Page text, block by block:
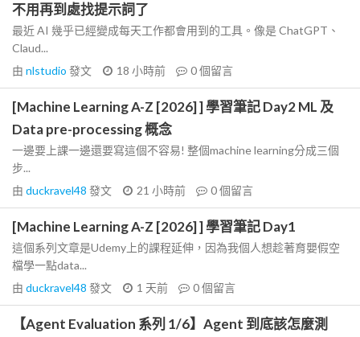
不用再到處找提示詞了
最近 AI 幾乎已經變成每天工作都會用到的工具。像是 ChatGPT、
Claud...
由 nlstudio 發文 18 小時前 0個留言
[Machine Learning A-Z [2026] ] 學習筆記 Day2 ML 及
Data pre-processing 概念
一邊要上課一邊還要寫這個不容易! 整個machine learning分成三個
步...
由 duckravel48 發文 21 小時前 0個留言
[Machine Learning A-Z [2026] ] 學習筆記 Day1
這個系列文章是Udemy上的課程延伸，因為我個人想趁著育嬰假空
檔學一點data...
由 duckravel48 發文 1 天前 0個留言
【Agent Evaluation 系列 1/6】Agent 到底該怎麼測